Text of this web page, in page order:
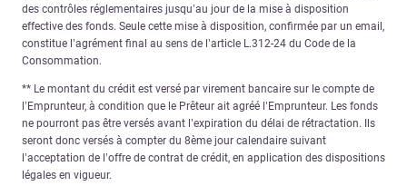
des contrôles réglementaires jusqu’au jour de la mise à disposition
effective des fonds. Seule cette mise à disposition, confirmée par un email,
constitue l’agrément final au sens de l’article L.312-24 du Code de la
Consommation.
** Le montant du crédit est versé par virement bancaire sur le compte de
l’Emprunteur, à condition que le Prêteur ait agréé l’Emprunteur. Les fonds
ne pourront pas être versés avant l’expiration du délai de rétractation. Ils
seront donc versés à compter du 8ème jour calendaire suivant
l’acceptation de l’offre de contrat de crédit, en application des dispositions
légales en vigueur.